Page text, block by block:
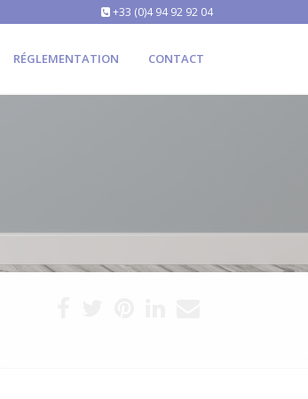
+33 (0)4 94 92 92 04
RÉGLEMENTATION CONTACT